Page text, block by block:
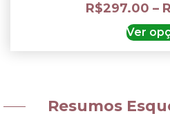
R$297.00 –
Ver
Resumos